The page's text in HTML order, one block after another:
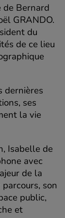
de Bernard
GRANDO.
du
de ce lieu
dernières
ses
la vie
Isabelle de
avec
de la
son
public,
et